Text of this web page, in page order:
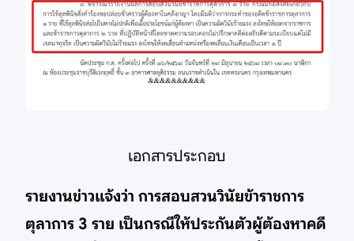
เอกสารประกอบ
รายงานข่าวแจ้งว่า การสอบสวนวินัยข้าราชการ
ตุลาการ 3 ราย เป็นกรณีให้ประกันตัวผู้ต้องหาคดี